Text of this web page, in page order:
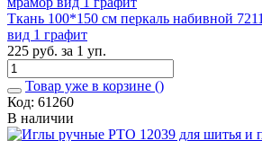
Ткань 100*150 см перкаль набивной
вид 1 графит
225 руб. за 1 уп.
Товар уже в корзине ()
Код: 61260
В наличии